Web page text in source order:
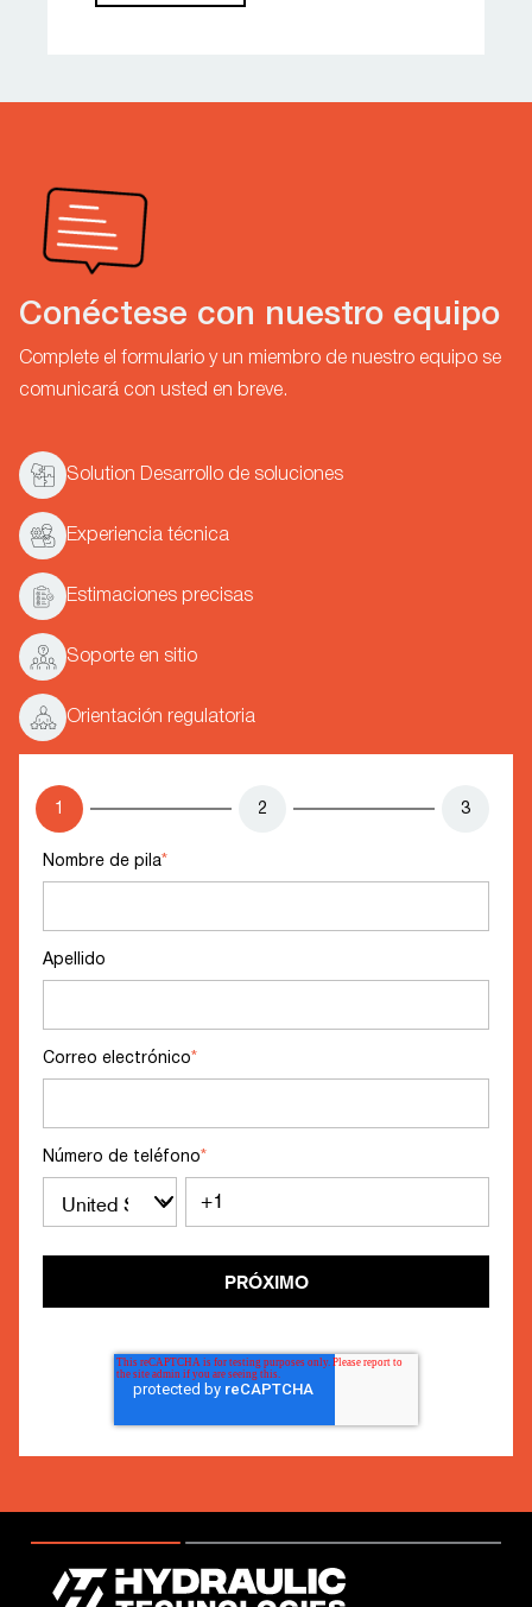
Conéctese con nuestro equipo
Complete el formulario y un miembro de nuestro equipo se
comunicará con usted en breve.
Solution Desarrollo de soluciones
Experiencia técnica
Estimaciones precisas
Soporte en sitio
Orientación regulatoria
1 2 3
Nombre de pila*
Apellido
Correo electrónico*
Número de teléfono*
PRÓXIMO